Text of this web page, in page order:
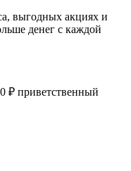
выгодных акциях и
денег с каждой
₽ приветственный